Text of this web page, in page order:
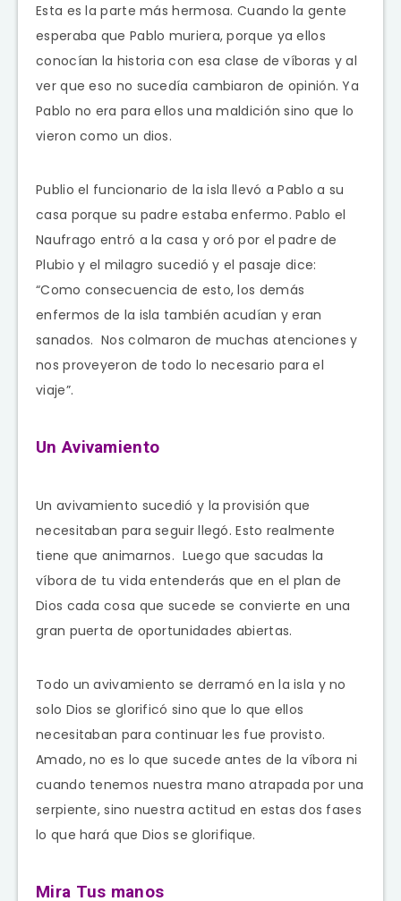
Esta es la parte más hermosa. Cuando la gente
esperaba que Pablo muriera, porque ya ellos
conocían la historia con esa clase de víboras y al
ver que eso no sucedía cambiaron de opinión. Ya
Pablo no era para ellos una maldición sino que lo
vieron como un dios.
Publio el funcionario de la isla llevó a Pablo a su
casa porque su padre estaba enfermo. Pablo el
Naufrago entró a la casa y oró por el padre de
Plubio y el milagro sucedió y el pasaje dice:
“Como consecuencia de esto, los demás
enfermos de la isla también acudían y eran
sanados. Nos colmaron de muchas atenciones y
nos proveyeron de todo lo necesario para el
viaje”.
Un Avivamiento
Un avivamiento sucedió y la provisión que
necesitaban para seguir llegó. Esto realmente
tiene que animarnos. Luego que sacudas la
víbora de tu vida entenderás que en el plan de
Dios cada cosa que sucede se convierte en una
gran puerta de oportunidades abiertas.
Todo un avivamiento se derramó en la isla y no
solo Dios se glorificó sino que lo que ellos
necesitaban para continuar les fue provisto.
Amado, no es lo que sucede antes de la víbora ni
cuando tenemos nuestra mano atrapada por una
serpiente, sino nuestra actitud en estas dos fases
lo que hará que Dios se glorifique.
Mira Tus manos